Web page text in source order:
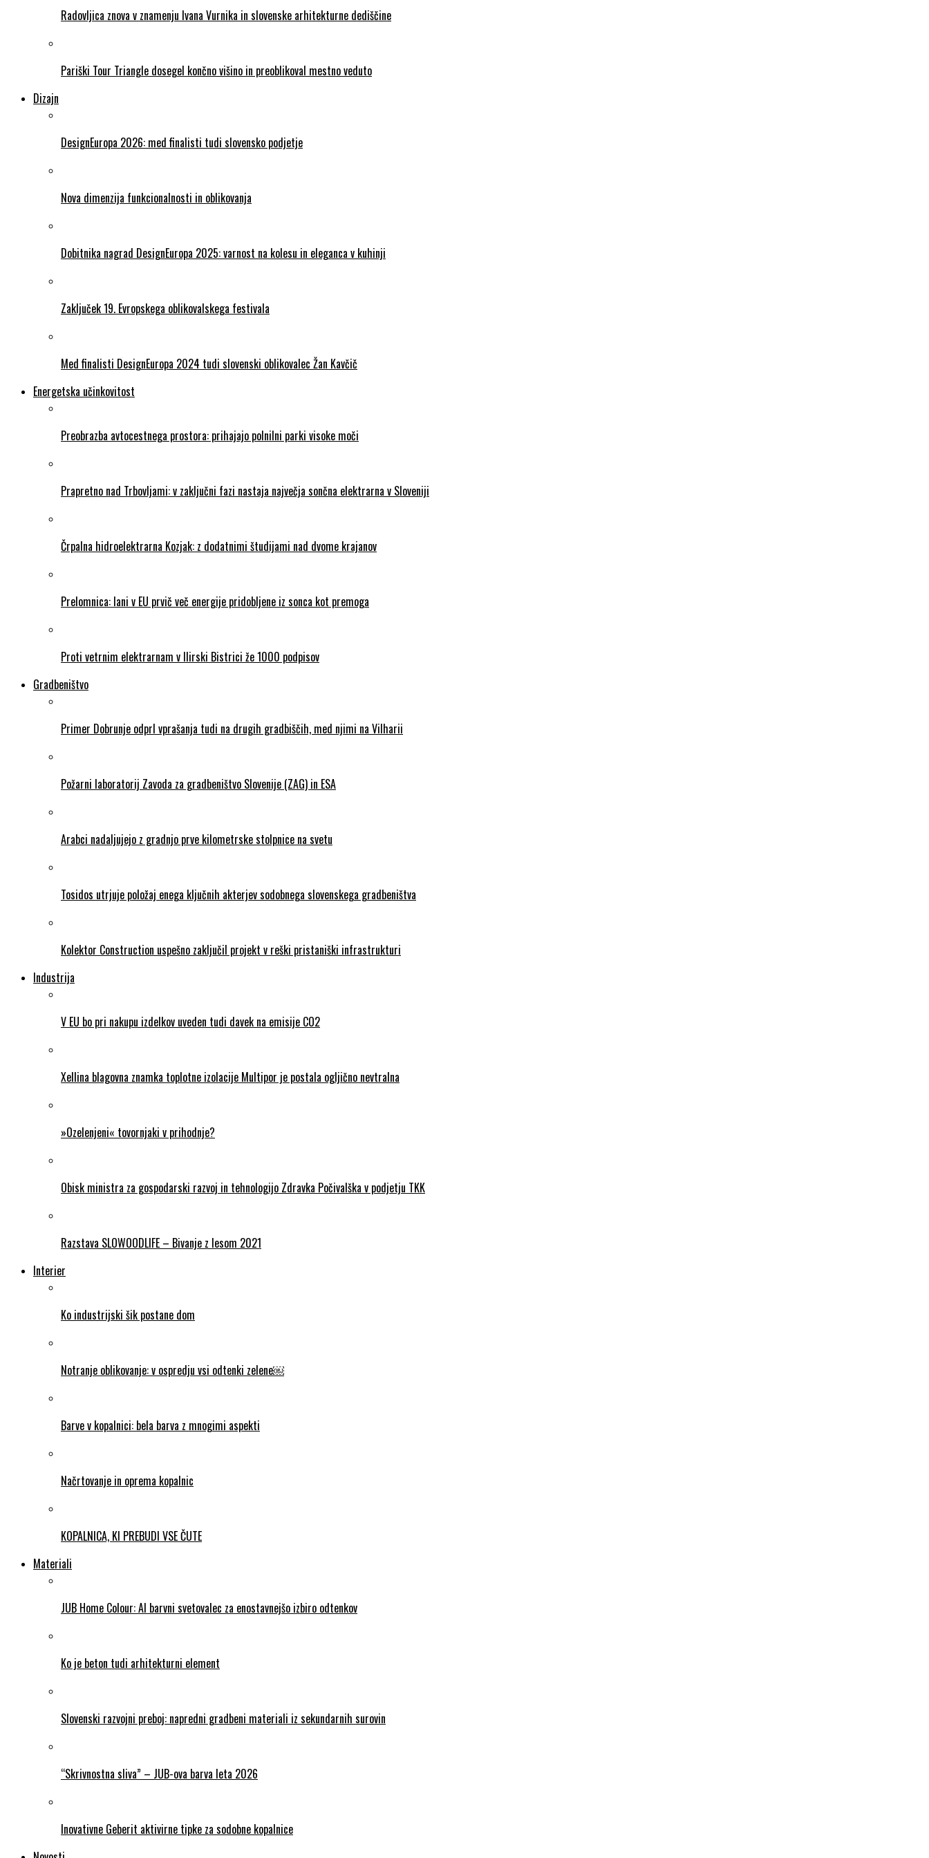
Radovljica znova v znamenju Ivana Vurnika in slovenske arhitekturne dediščine
Pariški Tour Triangle dosegel končno višino in preoblikoval mestno veduto
Dizajn
DesignEuropa 2026: med finalisti tudi slovensko podjetje
Nova dimenzija funkcionalnosti in oblikovanja
Dobitnika nagrad DesignEuropa 2025: varnost na kolesu in eleganca v kuhinji
Zaključek 19. Evropskega oblikovalskega festivala
Med finalisti DesignEuropa 2024 tudi slovenski oblikovalec Žan Kavčič
Energetska učinkovitost
Preobrazba avtocestnega prostora: prihajajo polnilni parki visoke moči
Prapretno nad Trbovljami: v zaključni fazi nastaja največja sončna elektrarna v Sloveniji
Črpalna hidroelektrarna Kozjak: z dodatnimi študijami nad dvome krajanov
Prelomnica: lani v EU prvič več energije pridobljene iz sonca kot premoga
Proti vetrnim elektrarnam v Ilirski Bistrici že 1000 podpisov
Gradbeništvo
Primer Dobrunje odprl vprašanja tudi na drugih gradbiščih, med njimi na Vilharii
Požarni laboratorij Zavoda za gradbeništvo Slovenije (ZAG) in ESA
Arabci nadaljujejo z gradnjo prve kilometrske stolpnice na svetu
Tosidos utrjuje položaj enega ključnih akterjev sodobnega slovenskega gradbeništva
Kolektor Construction uspešno zaključil projekt v reški pristaniški infrastrukturi
Industrija
V EU bo pri nakupu izdelkov uveden tudi davek na emisije CO2
Xellina blagovna znamka toplotne izolacije Multipor je postala ogljično nevtralna
»Ozelenjeni« tovornjaki v prihodnje?
Obisk ministra za gospodarski razvoj in tehnologijo Zdravka Počivalška v podjetju TKK
Razstava SLOWOODLIFE – Bivanje z lesom 2021
Interier
Ko industrijski šik postane dom
Notranje oblikovanje: v ospredju vsi odtenki zelene￼
Barve v kopalnici: bela barva z mnogimi aspekti
Načrtovanje in oprema kopalnic
KOPALNICA, KI PREBUDI VSE ČUTE
Materiali
JUB Home Colour: AI barvni svetovalec za enostavnejšo izbiro odtenkov
Ko je beton tudi arhitekturni element
Slovenski razvojni preboj: napredni gradbeni materiali iz sekundarnih surovin
“Skrivnostna sliva” – JUB-ova barva leta 2026
Inovativne Geberit aktivirne tipke za sodobne kopalnice